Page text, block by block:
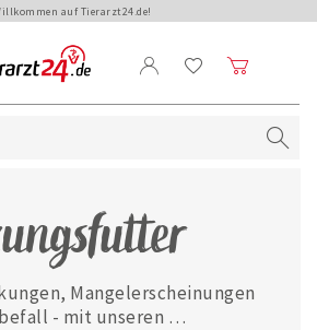
auf Tierarzt24.de!
Mangelerscheinungen
- mit unseren